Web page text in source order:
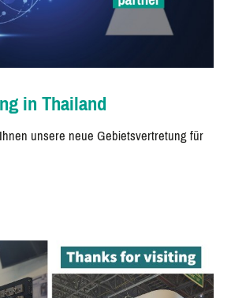
in Thailand
unsere neue Gebietsvertretung für